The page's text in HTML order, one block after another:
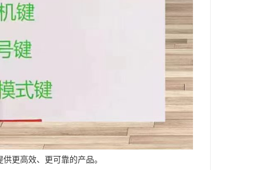
更高效、更可靠的产品。